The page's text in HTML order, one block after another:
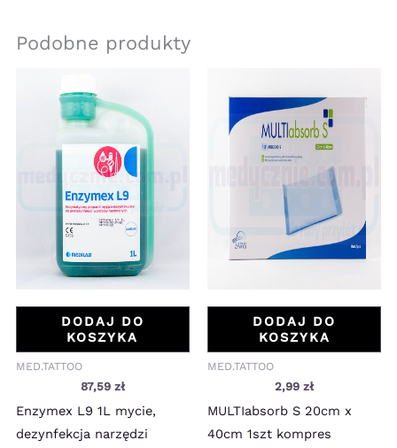
Podobne produkty
DODAJ DO
KOSZYKA
MED.TATTOO
87,59 zł
Enzymex L9 1L mycie,
dezynfekcja narzędzi
DODAJ DO
KOSZYKA
MED.TATTOO
2,99zł
MULTIabsorb S 20cm x
40cm 1szt kompres